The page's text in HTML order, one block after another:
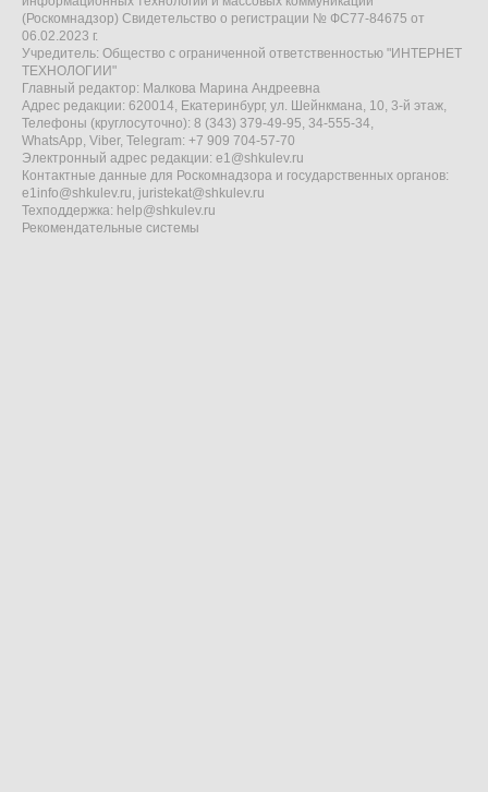
(Роскомнадзор) Свидетельство о регистрации № ФС77-84675 от
06.02.2023 г.
Учредитель: Общество с ограниченной ответственностью "ИНТЕРНЕТ
ТЕХНОЛОГИИ"
Главный редактор: Малкова Марина Андреевна
Адрес редакции: 620014, Екатеринбург, ул. Шейнкмана, 10, 3-й этаж,
Телефоны (круглосуточно): 8 (343) 379-49-95, 34-555-34,
WhatsApp, Viber, Telegram: +7 909 704-57-70
Электронный адрес редакции: e1@shkulev.ru
Контактные данные для Роскомнадзора и государственных органов:
e1info@shkulev.ru, juristekat@shkulev.ru
Техподдержка: help@shkulev.ru
Рекомендательные системы